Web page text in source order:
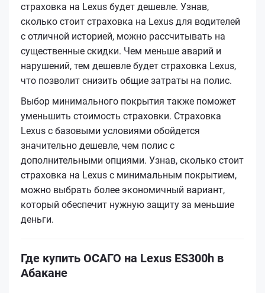
страховка на Lexus будет дешевле. Узнав,
сколько стоит страховка на Lexus для водителей
с отличной историей, можно рассчитывать на
существенные скидки. Чем меньше аварий и
нарушений, тем дешевле будет страховка Lexus,
что позволит снизить общие затраты на полис.
Выбор минимального покрытия также поможет
уменьшить стоимость страховки. Страховка
Lexus с базовыми условиями обойдется
значительно дешевле, чем полис с
дополнительными опциями. Узнав, сколько стоит
страховка на Lexus с минимальным покрытием,
можно выбрать более экономичный вариант,
который обеспечит нужную защиту за меньшие
деньги.
Где купить ОСАГО на Lexus ES300h в
Абакане